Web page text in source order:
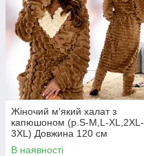
Жіночий м'який халат з
капюшоном (р.S-M,L-XL,2XL-
3XL) Довжина 120 см
Туреччина
В наявності